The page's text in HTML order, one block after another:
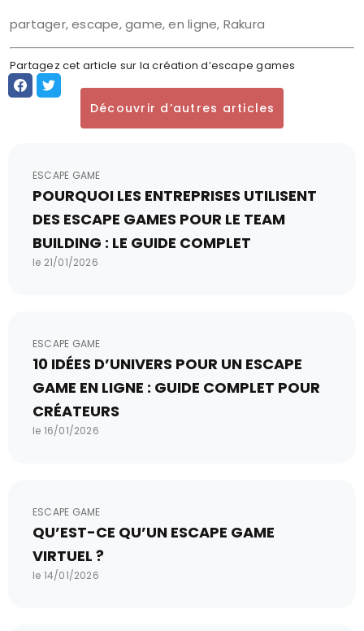
partager, escape, game, en ligne, Rakura
Partagez cet article sur la création d’escape games
Découvrir d’autres articles
ESCAPE GAME
POURQUOI LES ENTREPRISES UTILISENT
DES ESCAPE GAMES POUR LE TEAM
BUILDING : LE GUIDE COMPLET
le 21/01/2026
ESCAPE GAME
10 IDÉES D’UNIVERS POUR UN ESCAPE
GAME EN LIGNE : GUIDE COMPLET POUR
CRÉATEURS
le 16/01/2026
ESCAPE GAME
QU’EST-CE QU’UN ESCAPE GAME
VIRTUEL ?
le 14/01/2026